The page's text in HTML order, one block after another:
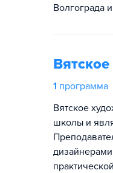
Волгограда
1 программа
Вятское
школы и